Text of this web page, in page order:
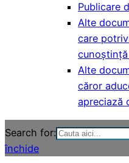
Publicare
Alte
care
Alte
căror
apreciază
Search for:
închide